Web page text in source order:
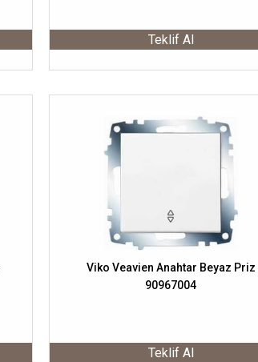
Teklif Al
Viko Veavien Anahtar Beyaz Priz
90967004
Teklif Al